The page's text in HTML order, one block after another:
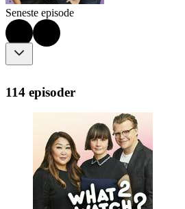
Seneste episode
114 episoder